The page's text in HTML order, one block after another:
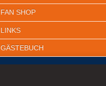
FAN SHOP
LINKS
GÄSTEBUCH